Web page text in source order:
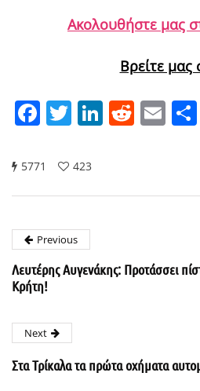
Ακολουθήστε μας
Βρείτε μας
Facebook
Twitter
LinkedIn
Reddit
5771 423
Previous
Λευτέρης Αυγενάκης: Προτάσσει
Κρήτη!
Next
Στα Τρίκαλα τα πρώτα οχήματα